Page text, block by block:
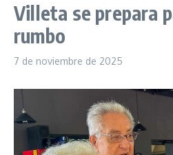
Villeta se prepara
rumbo
7 de noviembre de 2025